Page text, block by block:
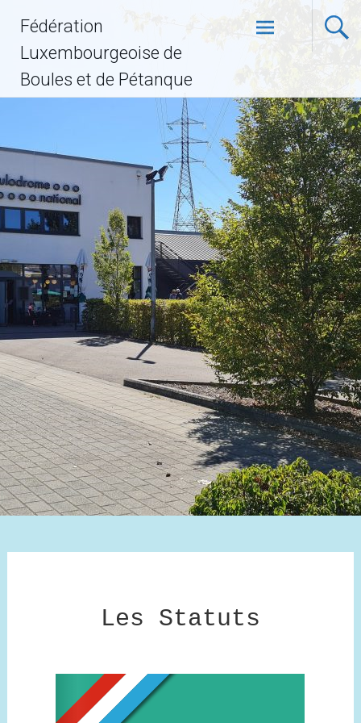
Fédération
Luxembourgeoise de
Boules et de Pétanque
Les Statuts